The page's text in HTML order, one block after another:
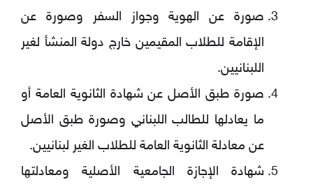
صورة عن الهوية وجواز السفر وصورة عن
الإقامة للطلاب المقيمين خارج دولة المنشأ لغير
اللبنانيين.
صورة طبق الأصل عن شهادة الثانوية العامة أو
ما يعادلها للطالب اللبناني وصورة طبق الأصل
عن معادلة الثانوية العامة للطلاب الغير لبنانيين.
شهادة الإجازة الجامعية الأصلية ومعادلتها